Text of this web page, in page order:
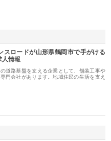
スロードが山形県鶴岡市で手がける
人情報
道路基盤を支える企業として、舗装工事や
門会社があります。地域住民の生活を支え